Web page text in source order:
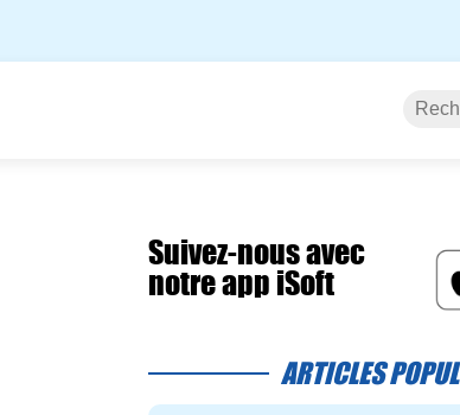
Suivez-nous avec
notre app iSoft
ARTICLES